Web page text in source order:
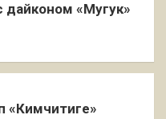
дайконом «Мугук»
«Кимчитиге»